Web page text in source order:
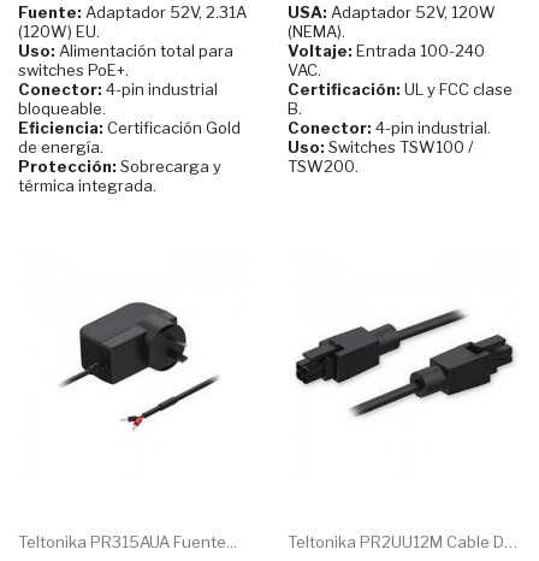
Fuente: Adaptador 52V, 2.31A
(120W) EU.
Uso: Alimentación total para
switches PoE+.
Conector: 4-pin industrial
bloqueable.
Eficiencia: Certificación Gold
de energía.
Protección: Sobrecarga y
térmica integrada.
USA: Adaptador 52V, 120W
(NEMA).
Voltaje: Entrada 100-240
VAC.
Certificación: UL y FCC clase
B.
Conector: 4-pin industrial.
Uso: Switches TSW100 /
TSW200.
Teltonika PR315AUA Fuente...